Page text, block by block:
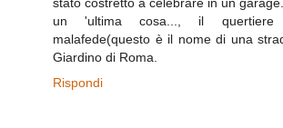
stato costretto a celebrare in un
un 'ultima cosa..., il
malafede(questo è il nome di una
Giardino di Roma.
Rispondi